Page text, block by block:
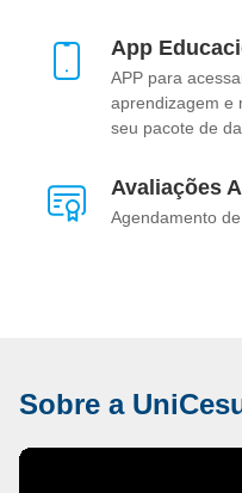
App
APP para
aprendizagem e
seu pacote de
Avaliações
Agendamento
Sobre a